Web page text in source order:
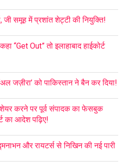
जी समूह में प्रशांत शेट्टी की नियुक्ति!
“Get Out” तो इलाहाबाद हाईकोर्ट
जज़ीरा’ को पाकिस्तान ने बैन कर दिया!
शेयर करने पर पूर्व संपादक का फेसबुक
का आदेश पढ़िए!
और रायटर्स से निखिन की नई पारी